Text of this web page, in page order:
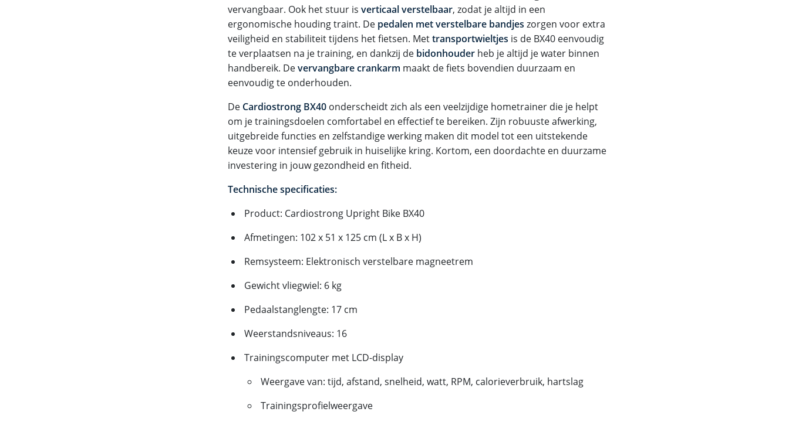
vervangbaar. Ook het stuur is verticaal verstelbaar, zodat je altijd in een
ergonomische houding traint. De pedalen met verstelbare bandjes zorgen voor extra
veiligheid en stabiliteit tijdens het fietsen. Mettransportwieltjes is de BX40 eenvoudig
te verplaatsen na je training, en dankzij de bidonhouder heb je altijd je water binnen
handbereik. Devervangbare crankarm maakt de fiets bovendien duurzaam en
eenvoudig te onderhouden.
De Cardiostrong BX40 onderscheidt zich als een veelzijdige hometrainer die je helpt
om je trainingsdoelen comfortabel en effectief te bereiken. Zijn robuuste afwerking,
uitgebreide functies en zelfstandige werking maken dit model tot een uitstekende
keuze voor intensief gebruik in huiselijke kring. Kortom, een doordachte en duurzame
investering in jouw gezondheid en fitheid.
Technische specificaties:
Product: Cardiostrong Upright Bike BX40
Afmetingen: 102 x 51 x 125 cm (L x B x H)
Remsysteem: Elektronisch verstelbare magneetrem
Gewicht vliegwiel: 6 kg
Pedaalstanglengte: 17 cm
Weerstandsniveaus: 16
Trainingscomputer met LCD-display
Weergave van: tijd, afstand, snelheid, watt, RPM, calorieverbruik, hartslag
Trainingsprofielweergave